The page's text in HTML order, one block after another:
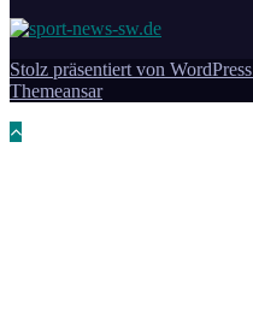
Stolz präsentiert von WordPress
Themeansar